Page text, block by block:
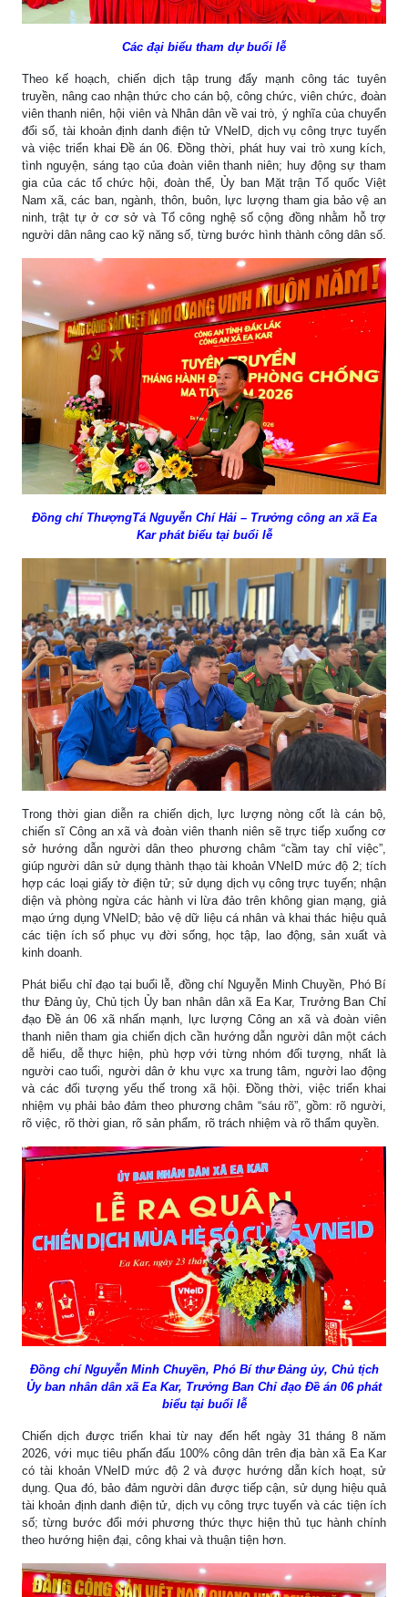
Các đại biểu tham dự buổi lễ
Theo kế hoạch, chiến dịch tập trung đẩy mạnh công tác tuyên
truyền, nâng cao nhận thức cho cán bộ, công chức, viên chức, đoàn
viên thanh niên, hội viên và Nhân dân về vai trò, ý nghĩa của chuyển
đổi số, tài khoản định danh điện tử VNeID, dịch vụ công trực tuyến
và việc triển khai Đề án 06. Đồng thời, phát huy vai trò xung kích,
tình nguyện, sáng tạo của đoàn viên thanh niên; huy động sự tham
gia của các tổ chức hội, đoàn thể, Ủy ban Mặt trận Tổ quốc Việt
Nam xã, các ban, ngành, thôn, buôn, lực lượng tham gia bảo vệ an
ninh, trật tự ở cơ sở và Tổ công nghệ số cộng đồng nhằm hỗ trợ
người dân nâng cao kỹ năng số, từng bước hình thành công dân số.
Đồng chí ThượngTá Nguyễn Chí Hải – Trưởng công an xã Ea
Kar phát biểu tại buổi lễ
Trong thời gian diễn ra chiến dịch, lực lượng nòng cốt là cán bộ,
chiến sĩ Công an xã và đoàn viên thanh niên sẽ trực tiếp xuống cơ
sở hướng dẫn người dân theo phương châm “cầm tay chỉ việc”,
giúp người dân sử dụng thành thạo tài khoản VNeID mức độ 2; tích
hợp các loại giấy tờ điện tử; sử dụng dịch vụ công trực tuyến; nhận
diện và phòng ngừa các hành vi lừa đảo trên không gian mạng, giả
mạo ứng dụng VNeID; bảo vệ dữ liệu cá nhân và khai thác hiệu quả
các tiện ích số phục vụ đời sống, học tập, lao động, sản xuất và
kinh doanh.
Phát biểu chỉ đạo tại buổi lễ, đồng chí Nguyễn Minh Chuyền, Phó Bí
thư Đảng ủy, Chủ tịch Ủy ban nhân dân xã Ea Kar, Trưởng Ban Chỉ
đạo Đề án 06 xã nhấn mạnh, lực lượng Công an xã và đoàn viên
thanh niên tham gia chiến dịch cần hướng dẫn người dân một cách
dễ hiểu, dễ thực hiện, phù hợp với từng nhóm đối tượng, nhất là
người cao tuổi, người dân ở khu vực xa trung tâm, người lao động
và các đối tượng yếu thế trong xã hội. Đồng thời, việc triển khai
nhiệm vụ phải bảo đảm theo phương châm “sáu rõ”, gồm: rõ người,
rõ việc, rõ thời gian, rõ sản phẩm, rõ trách nhiệm và rõ thẩm quyền.
Đồng chí Nguyễn Minh Chuyền, Phó Bí thư Đảng ủy, Chủ tịch
Ủy ban nhân dân xã Ea Kar, Trưởng Ban Chỉ đạo Đề án 06 phát
biểu tại buổi lễ
Chiến dịch được triển khai từ nay đến hết ngày 31 tháng 8 năm
2026, với mục tiêu phấn đấu 100% công dân trên địa bàn xã Ea Kar
có tài khoản VNeID mức độ 2 và được hướng dẫn kích hoạt, sử
dụng. Qua đó, bảo đảm người dân được tiếp cận, sử dụng hiệu quả
tài khoản định danh điện tử, dịch vụ công trực tuyến và các tiện ích
số; từng bước đổi mới phương thức thực hiện thủ tục hành chính
theo hướng hiện đại, công khai và thuận tiện hơn.